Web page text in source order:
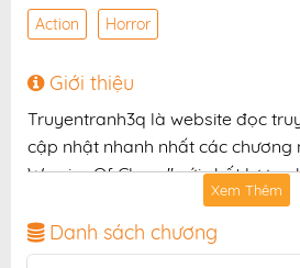
Action Horror
Giới thiệu
Truyentranh3q là website đọc
cập nhật nhanh nhất các chương
Warrior Of Clown" với chất lượng
bản dịch chuẩn và giao diện thân
nghiệm đọc truyện hấp dẫn, tiện
phí cho độc giả yêu thích truyện
Xem Thêm
Danh sách chương